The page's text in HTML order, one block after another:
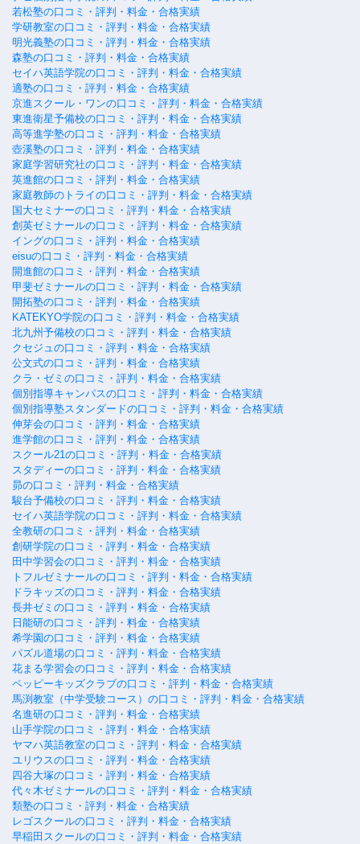
若松塾の口コミ・評判・料金・合格実績
学研教室の口コミ・評判・料金・合格実績
明光義塾の口コミ・評判・料金・合格実績
森塾の口コミ・評判・料金・合格実績
セイハ英語学院の口コミ・評判・料金・合格実績
適塾の口コミ・評判・料金・合格実績
京進スクール・ワンの口コミ・評判・料金・合格実績
東進衛星予備校の口コミ・評判・料金・合格実績
高等進学塾の口コミ・評判・料金・合格実績
壺溪塾の口コミ・評判・料金・合格実績
家庭学習研究社の口コミ・評判・料金・合格実績
英進館の口コミ・評判・料金・合格実績
家庭教師のトライの口コミ・評判・料金・合格実績
国大セミナーの口コミ・評判・料金・合格実績
創英ゼミナールの口コミ・評判・料金・合格実績
イングの口コミ・評判・料金・合格実績
eisuの口コミ・評判・料金・合格実績
開進館の口コミ・評判・料金・合格実績
甲斐ゼミナールの口コミ・評判・料金・合格実績
開拓塾の口コミ・評判・料金・合格実績
KATEKYO学院の口コミ・評判・料金・合格実績
北九州予備校の口コミ・評判・料金・合格実績
クセジュの口コミ・評判・料金・合格実績
公文式の口コミ・評判・料金・合格実績
クラ・ゼミの口コミ・評判・料金・合格実績
個別指導キャンパスの口コミ・評判・料金・合格実績
個別指導塾スタンダードの口コミ・評判・料金・合格実績
伸芽会の口コミ・評判・料金・合格実績
進学館の口コミ・評判・料金・合格実績
スクール21の口コミ・評判・料金・合格実績
スタディーの口コミ・評判・料金・合格実績
昴の口コミ・評判・料金・合格実績
駿台予備校の口コミ・評判・料金・合格実績
セイハ英語学院の口コミ・評判・料金・合格実績
全教研の口コミ・評判・料金・合格実績
創研学院の口コミ・評判・料金・合格実績
田中学習会の口コミ・評判・料金・合格実績
トフルゼミナールの口コミ・評判・料金・合格実績
ドラキッズの口コミ・評判・料金・合格実績
長井ゼミの口コミ・評判・料金・合格実績
日能研の口コミ・評判・料金・合格実績
希学園の口コミ・評判・料金・合格実績
パズル道場の口コミ・評判・料金・合格実績
花まる学習会の口コミ・評判・料金・合格実績
ペッピーキッズクラブの口コミ・評判・料金・合格実績
馬渕教室（中学受験コース）の口コミ・評判・料金・合格実績
名進研の口コミ・評判・料金・合格実績
山手学院の口コミ・評判・料金・合格実績
ヤマハ英語教室の口コミ・評判・料金・合格実績
ユリウスの口コミ・評判・料金・合格実績
四谷大塚の口コミ・評判・料金・合格実績
代々木ゼミナールの口コミ・評判・料金・合格実績
類塾の口コミ・評判・料金・合格実績
レゴスクールの口コミ・評判・料金・合格実績
早稲田スクールの口コミ・評判・料金・合格実績